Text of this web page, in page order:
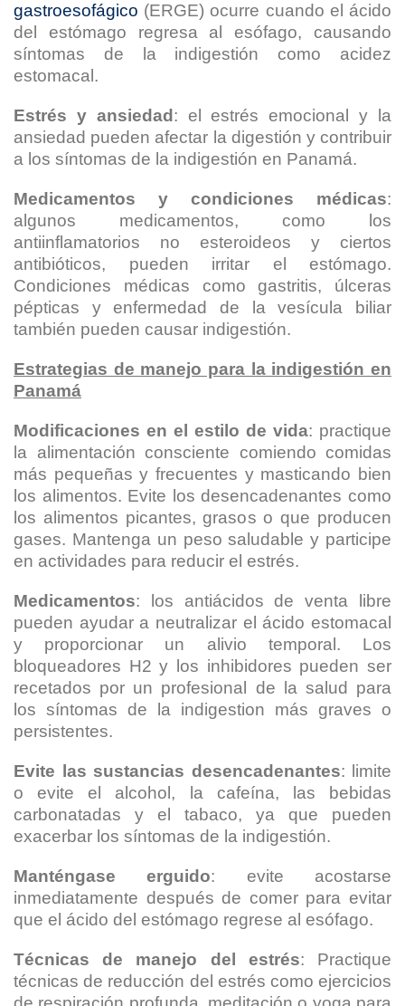
gastroesofágico (ERGE) ocurre cuando el ácido
del estómago regresa al esófago, causando
síntomas de la indigestión como acidez
estomacal.
Estrés y ansiedad : el estrés emocional y la
ansiedad pueden afectar la digestión y contribuir
a los síntomas de la indigestión en Panamá.
Medicamentos y condiciones médicas:
algunos medicamentos, como los
antiinflamatorios no esteroideos y ciertos
antibióticos, pueden irritar el estómago.
Condiciones médicas como gastritis, úlceras
pépticas y enfermedad de la vesícula biliar
también pueden causar indigestión.
Estrategias de manejo para la indigestión en
Panamá
Modificaciones en el estilo de vida: practique
la alimentación consciente comiendo comidas
más pequeñas y frecuentes y masticando bien
los alimentos. Evite los desencadenantes como
los alimentos picantes, grasos o que producen
gases. Mantenga un peso saludable y participe
en actividades para reducir el estrés.
Medicamentos: los antiácidos de venta libre
pueden ayudar a neutralizar el ácido estomacal
y proporcionar un alivio temporal. Los
bloqueadores H2 y los inhibidores pueden ser
recetados por un profesional de la salud para
los síntomas de la indigestion más graves o
persistentes.
Evite las sustancias desencadenantes: limite
o evite el alcohol, la cafeína, las bebidas
carbonatadas y el tabaco, ya que pueden
exacerbar los síntomas de la indigestión.
Manténgase erguido: evite acostarse
inmediatamente después de comer para evitar
que el ácido del estómago regrese al esófago.
Técnicas de manejo del estrés: Practique
técnicas de reducción del estrés como ejercicios